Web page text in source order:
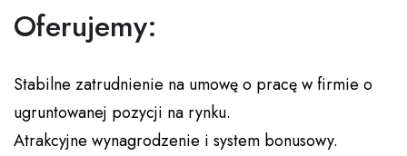
Oferujemy:
Stabilne zatrudnienie na umowę o pracę w firmie o
ugruntowanej pozycji na rynku.
Atrakcyjne wynagrodzenie i system bonusowy.